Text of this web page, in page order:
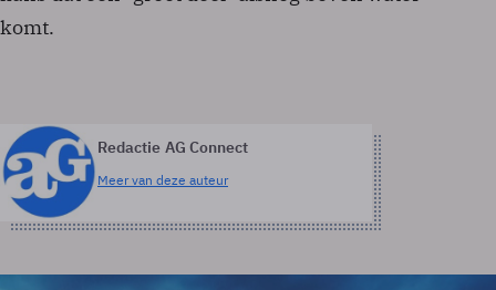
komt.
Redactie AG Connect
Meer van deze auteur